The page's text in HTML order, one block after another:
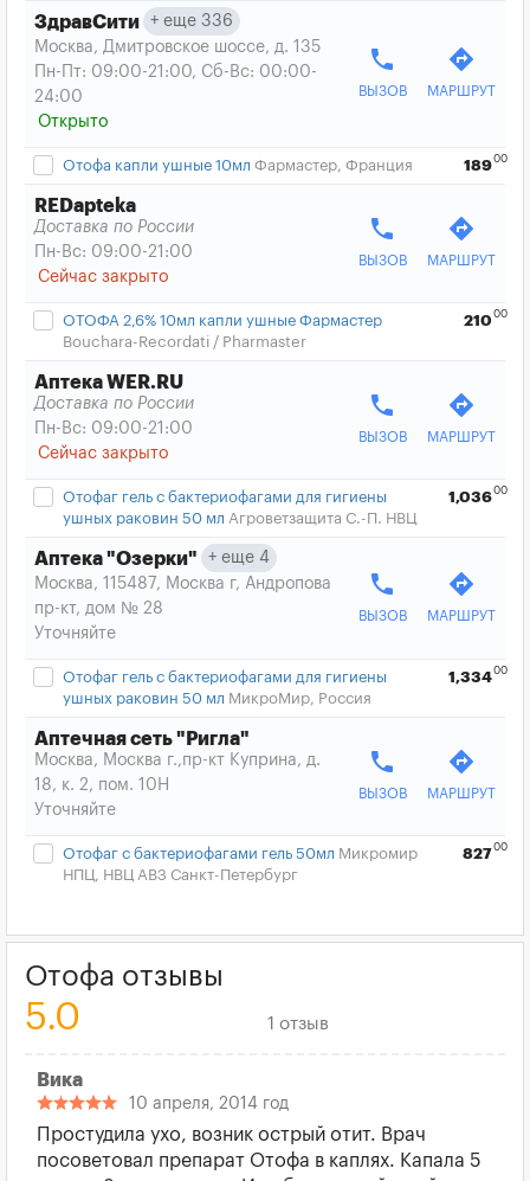
ЗдравСити
еще 336
Москва, Дмитровское шоссе, д. 135
Пн-Пт: 09:00-21:00, Сб-Вс: 00:00-
24:00
Открыто
phone
ВЫЗОВ
directions
МАРШРУТ
Отофа капли ушные 10мл Фармастер, Франция 18900
REDapteka
Доставка по России
Пн-Вс: 09:00-21:00
Сейчас закрыто
phone
ВЫЗОВ
directions
МАРШРУТ
ОТОФА 2,6% 10мл капли ушные Фармастер
Bouchara-Recordati / Pharmaster
210 00
Аптека WER.RU
Доставка по России
Пн-Вс: 09:00-21:00
Сейчас закрыто
phone
ВЫЗОВ
directions
МАРШРУТ
Отофаг гель с бактериофагами для гигиены
ушных раковин 50 мл Агроветзащита С.-П. НВЦ
1,03600
Аптека "Озерки"
еще 4
Москва, 115487, Москва г, Андропова
пр-кт, дом № 28
Уточняйте
phone
ВЫЗОВ
directions
МАРШРУТ
Отофаг гель с бактериофагами для гигиены
ушных раковин 50 мл МикроМир, Россия
1,33400
Аптечная сеть "Ригла"
Москва, Москва г.,пр-кт Куприна, д.
18, к. 2, пом. 10Н
Уточняйте
phone
ВЫЗОВ
directions
МАРШРУТ
Отофаг с бактериофагами гель 50мл Микромир
НПЦ, НВЦ АВЗ Санкт-Петербург
82700
Отофа отзывы
5.0 1 отзыв
Вика
10 апреля, 2014 год
Простудила ухо, возник острый отит. Врач
посоветовал препарат Отофа в каплях. Капала 5